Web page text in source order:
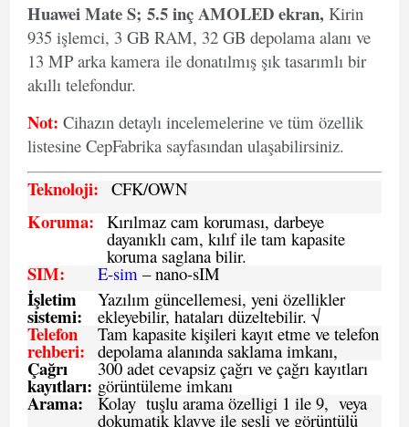
Huawei Mate S; 5.5 inç AMOLED ekran, Kirin
935 işlemci, 3 GB RAM, 32 GB depolama alanı ve
13 MP arka kamera ile donatılmış şık tasarımlı bir
akıllı telefondur.
Not: Cihazın detaylı incelemelerine ve tüm özellik
listesine CepFabrika sayfasından ulaşabilirsiniz.
Teknoloji: CFK/OWN
Koruma: Kırılmaz cam koruması, darbeye
dayanıklı cam, kılıf ile tam kapasite
koruma saglana bilir.
SIM: E-sim – nano-sIM
İşletim
sistemi:
Yazılım güncellemesi, yeni özellikler
ekleyebilir, hataları düzeltebilir. √
Telefon
rehberi:
Tam kapasite kişileri kayıt etme ve telefon
depolama alanında saklama imkanı,
Çağrı
kayıtları:
300 adet cevapsiz çağrı ve çağrı kayıtları
görüntüleme imkanı
Arama: Kolay tuşlu arama özelligi 1 ile 9, veya
dokumatik klavye ile sesli ve görüntülü